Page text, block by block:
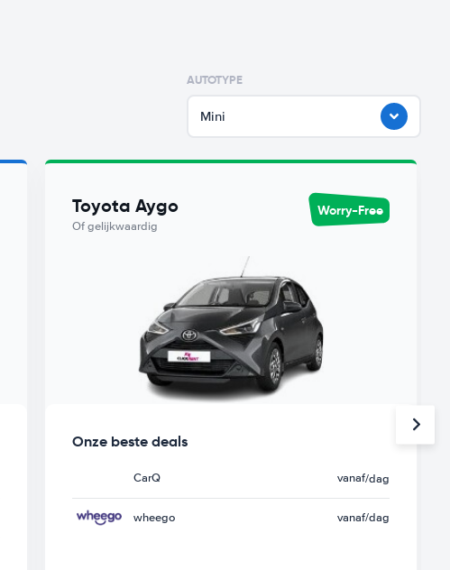
AUTOTYPE
Mini
Toyota Aygo
Of gelijkwaardig
Worry-Free
Onze beste deals
CarQ vanaf/dag
wheego vanaf/dag